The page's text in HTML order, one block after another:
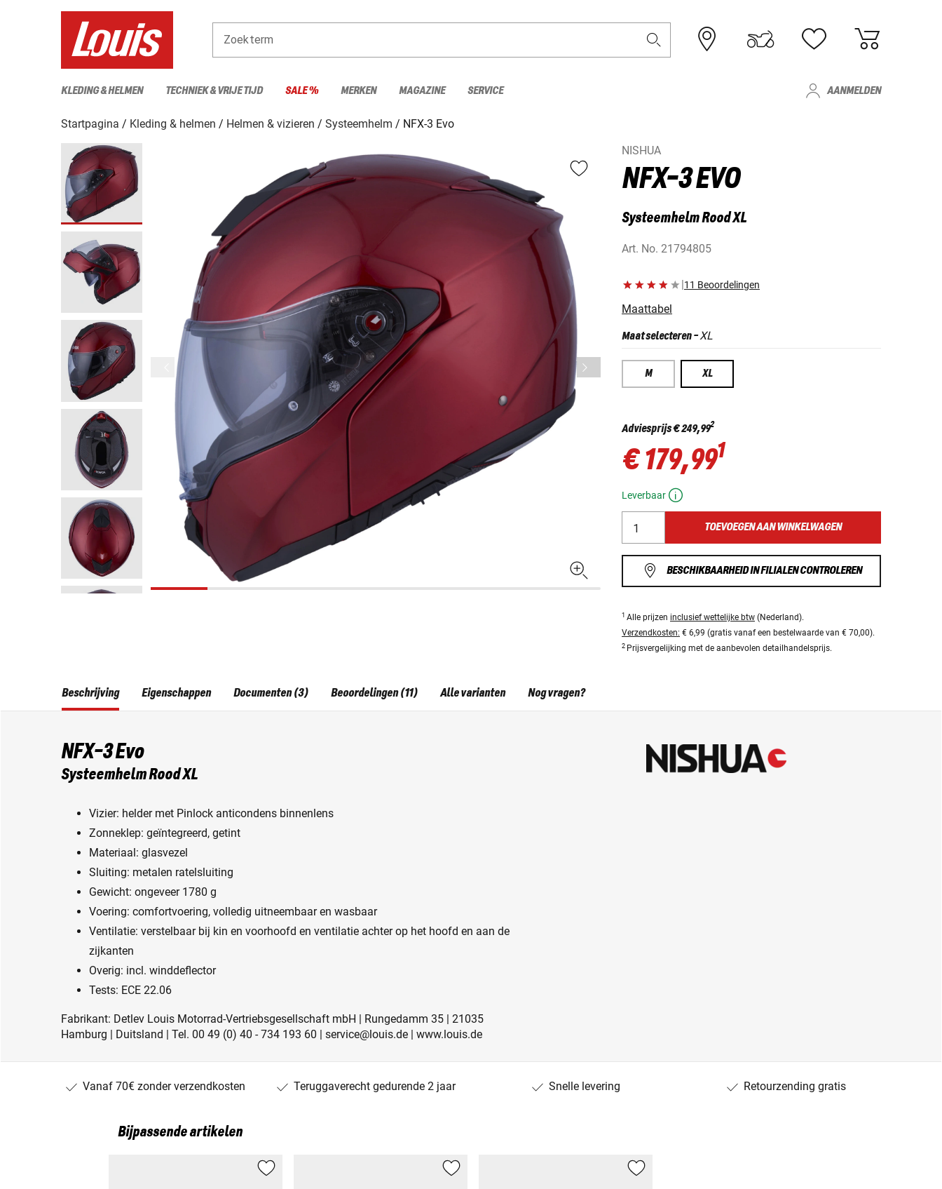
Zoekterm
KLEDING & HELMEN TECHNIEK & VRIJE TIJD SALE % MERKEN MAGAZINE SERVICE AANMELDEN
Startpagina Kleding & helmen Helmen & vizieren Systeemhelm
NFX-3 Evo
NISHUA
NFX-3 EVO
Systeemhelm Rood XL
Art. No. 21794805
|11 Beoordelingen
Maattabel
Maat selecteren-XL
M XL
Adviesprijs€ 249,992
€ 179,991
Leverbaar
TOEVOEGEN AAN WINKELWAGEN
BESCHIKBAARHEID IN FILIALEN CONTROLEREN
1 Alle prijzen inclusief wettelijke btw (Nederland).
Verzendkosten: € 6,99 (gratis vanaf een bestelwaarde van € 70,00).
2 Prijsvergelijking met de aanbevolen detailhandelsprijs.
Beschrijving
NFX-3 Evo
Systeemhelm Rood XL
Vizier: helder met Pinlock anticondens binnenlens
Zonneklep: geïntegreerd, getint
Materiaal: glasvezel
Sluiting: metalen ratelsluiting
Gewicht: ongeveer 1780 g
Voering: comfortvoering, volledig uitneembaar en wasbaar
Ventilatie: verstelbaar bij kin en voorhoofd en ventilatie achter op het hoofd en aan de
zijkanten
Overig: incl. winddeflector
Tests: ECE 22.06
Fabrikant: Detlev Louis Motorrad-Vertriebsgesellschaft mbH | Rungedamm 35 | 21035
Hamburg | Duitsland | Tel. 00 49 (0) 40 - 734 193 60 | service@louis.de | www.louis.de
Eigenschappen Documenten (3) Beoordelingen (11) Alle varianten Nog vragen?
Vanaf 70€ zonder verzendkosten Teruggaverecht gedurende 2 jaar Snelle levering Retourzending gratis
Bijpassende artikelen